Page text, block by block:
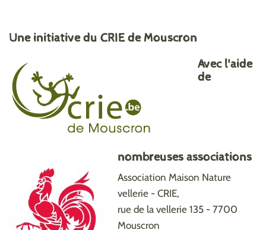
Une initiative du CRIE de Mouscron
Avec l'aide
de
nombreuses associations
Association Maison Nature
vellerie - CRIE,
rue de la vellerie 135 - 7700
Mouscron